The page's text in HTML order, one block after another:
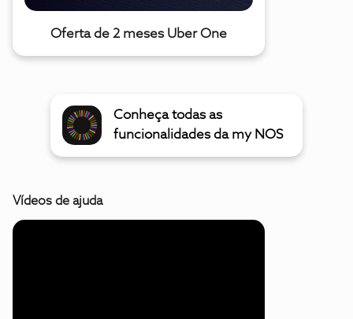
Oferta de 2 meses Uber One
Conheça todas as
funcionalidades da my NOS
Vídeos de ajuda